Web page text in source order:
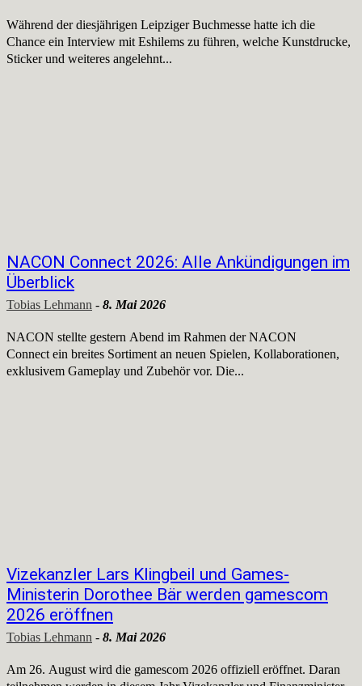
Während der diesjährigen Leipziger Buchmesse hatte ich die
Chance ein Interview mit Eshilems zu führen, welche Kunstdrucke,
Sticker und weiteres angelehnt...
NACON Connect 2026: Alle Ankündigungen im
Überblick
Tobias Lehmann - 8. Mai 2026
NACON stellte gestern Abend im Rahmen der NACON
Connect ein breites Sortiment an neuen Spielen, Kollaborationen,
exklusivem Gameplay und Zubehör vor. Die...
Vizekanzler Lars Klingbeil und Games-
Ministerin Dorothee Bär werden gamescom
2026 eröffnen
Tobias Lehmann - 8. Mai 2026
Am 26. August wird die gamescom 2026 offiziell eröffnet. Daran